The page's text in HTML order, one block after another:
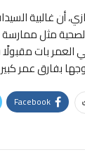
أن غالبية
مثل ممارسة
أو 25)، عادةً ما يكون هذا الأمر مرفوض في المجتمعات
Facebook